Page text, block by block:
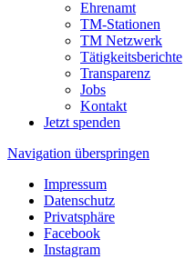
Ehrenamt
TM-Stationen
TM Netzwerk
Tätigkeitsberichte
Transparenz
Jobs
Kontakt
Jetzt spenden
Navigation überspringen
Impressum
Datenschutz
Privatsphäre
Facebook
Instagram